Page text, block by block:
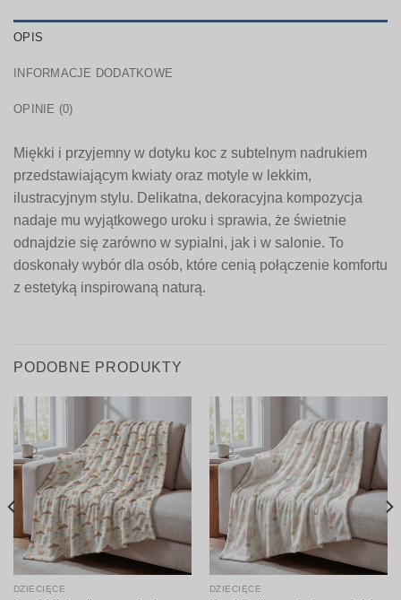
OPIS
INFORMACJE DODATKOWE
OPINIE (0)
Miękki i przyjemny w dotyku koc z subtelnym nadrukiem
przedstawiającym kwiaty oraz motyle w lekkim,
ilustracyjnym stylu. Delikatna, dekoracyjna kompozycja
nadaje mu wyjątkowego uroku i sprawia, że świetnie
odnajdzie się zarówno w sypialni, jak i w salonie. To
doskonały wybór dla osób, które cenią połączenie komfortu
z estetyką inspirowaną naturą.
PODOBNE PRODUKTY
DZIECIĘCE DZIECIĘCE